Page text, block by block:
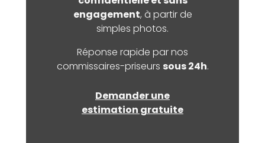
engagement, à partir de
simples photos.
Réponse rapide par nos
commissaires-priseurs sous 24h.
Demander une
estimation gratuite